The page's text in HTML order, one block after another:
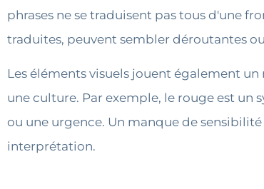
phrases ne se traduisent pas tous d'une
traduites, peuvent sembler déroutantes
Les éléments visuels jouent également
une culture. Par exemple, le rouge est un
ou une urgence. Un manque de
interprétation.